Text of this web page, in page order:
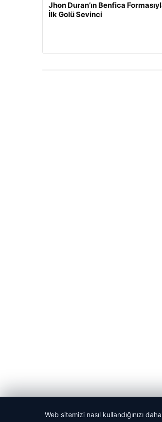
Jhon Duran’ın Benfica
İlk Golü Sevinci
© 2026 Kitap Oku – Güncel Haberler
Web sitemizi nasıl kullandığınızı